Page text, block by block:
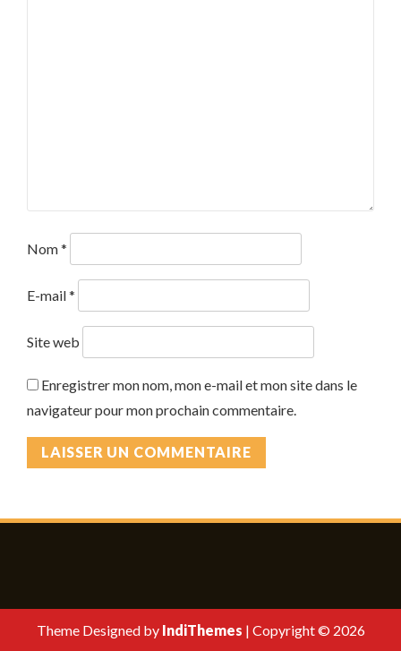
Nom*
E-mail*
Site web
Enregistrer mon nom, mon e-mail et mon site dans le
navigateur pour mon prochain commentaire.
Theme Designed by IndiThemes | Copyright © 2026